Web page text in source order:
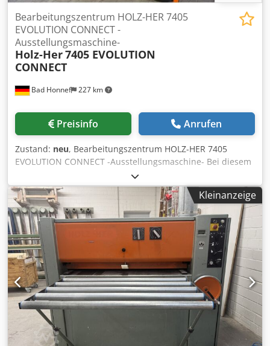
Bad Honnef 227 km
Bearbeitungszentrum HOLZ-HER 7405
EVOLUTION CONNECT -
Ausstellungsmaschine-
Holz-Her7405 EVOLUTION
CONNECT
Preisinfo Anrufen
Zustand: neu, Bearbeitungszentrum HOLZ-HER 7405
EVOLUTION CONNECT -Ausstellungsmaschine- Bei diesem
Angebot handelt es sich um ein Ausstattungspaket.
Folgende Artikel und Optionen sind bereits im Preis
enthalten: - Materialauflage - Höhenverstellbare
Einlaufrollenbahn - Diamant Formatierfräserset
EVOLUTION - CAMPUS V8 EVOLUTION CAD/CAM Software -
Flachbildschirm 21,5", 16:9 - Werkstücklängenvermessung
LASER - Fräsaggregat 7830 - Werkzeugwechsler 7887 6-
fach-Magazin Pick-Up - Vakuumsystem ECO - Klimagerät
zur Schaltschrankkühlung - Werkzeugwechsler 7874 -
Winkelgetriebe 7869 - Adapter für Clamex Fräser -
Werkzeugset - 4-Achs CLAMEX Dwodpfx Aozq Dbdsg Uja -
Werkzeugaufnahme HSK-F 63 - Bohraggregat XL 7885, 19
Spindeln - Handbediengerät - Werkzeugset - EVOLUTION
für XL-Bohrkopf 7885 - neue Ausstellungsmaschine -
Kleinanzeige